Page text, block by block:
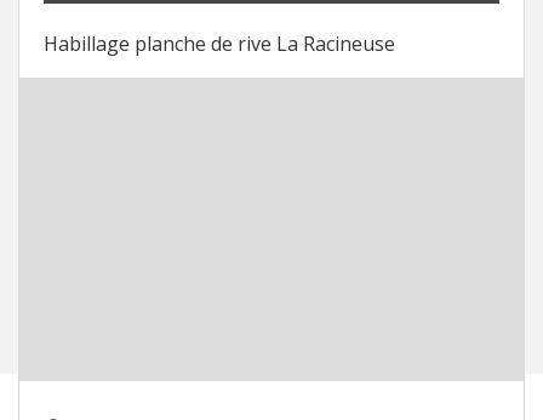
Habillage planche de rive La Racineuse